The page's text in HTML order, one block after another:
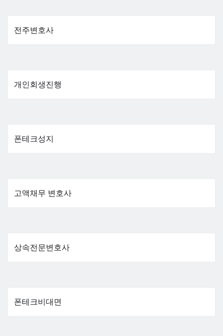
전주변호사
개인회생진행
폰테크성지
고액채무 변호사
상속전문변호사
폰테크비대면